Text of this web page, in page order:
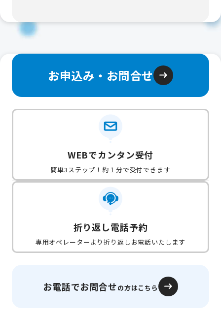
お申込み・お問合せ
WEBでカンタン受付
簡単3ステップ！約１分で受付できます
折り返し電話予約
専用オペレーターより折り返しお電話いたします
お電話でお問合せの方はこちら